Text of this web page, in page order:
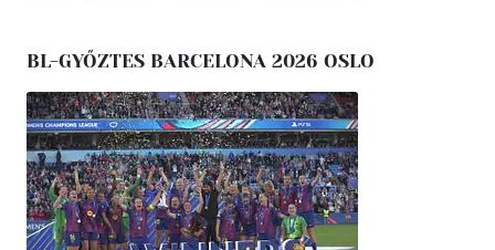
BL-GYŐZTES BARCELONA 2026 OSLO